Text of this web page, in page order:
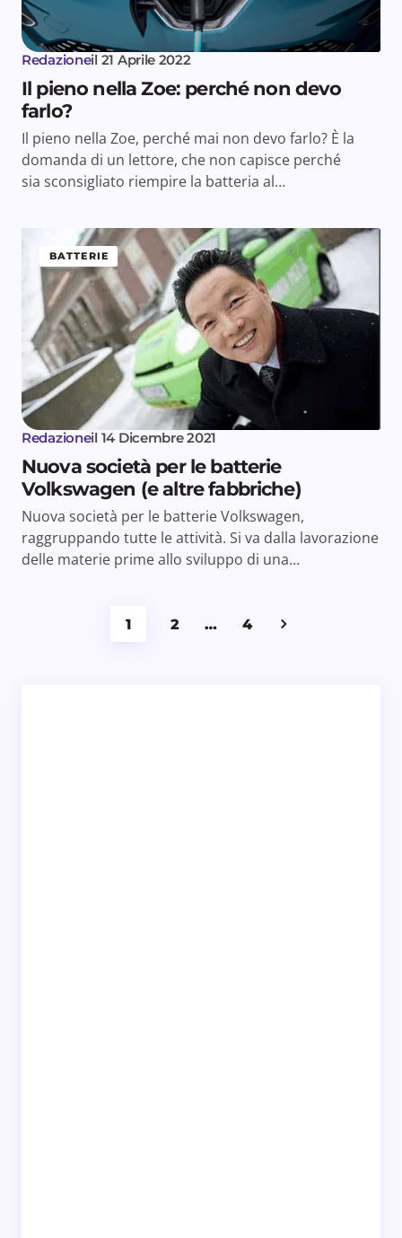
Redazioneil 21 Aprile 2022
Il pieno nella Zoe: perché non devo
farlo?
Il pieno nella Zoe, perché mai non devo farlo? È la
domanda di un lettore, che non capisce perché
sia sconsigliato riempire la batteria al…
BATTERIE
Redazioneil 14 Dicembre 2021
Nuova società per le batterie
Volkswagen (e altre fabbriche)
Nuova società per le batterie Volkswagen,
raggruppando tutte le attività. Si va dalla lavorazione
delle materie prime allo sviluppo di una…
1 2 … 4